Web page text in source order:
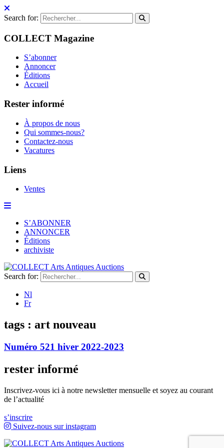
Search for:
COLLECT Magazine
S’abonner
Annoncer
Éditions
Accueil
Rester informé
À propos de nous
Qui sommes-nous?
Contactez-nous
Vacatures
Liens
Ventes
S’ABONNER
ANNONCER
Éditions
archiviste
Search for:
Nl
Fr
tags : art nouveau
Numéro 521 hiver 2022-2023
rester informé
Inscrivez-vous ici à notre newsletter mensuelle et soyez au courant
de l’actualité
s’inscrire
Suivez-nous sur instagram